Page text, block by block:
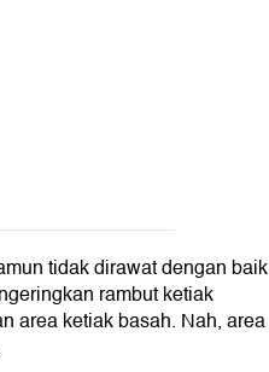
tidak dirawat dengan baik
rambut ketiak
area ketiak basah. Nah, area